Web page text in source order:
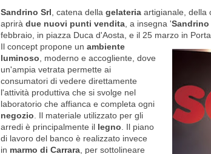
Sandrino Srl, catena della gelateria artigianale, della
aprirà due nuovi punti vendita, a insegna '
febbraio, in piazza Duca d'Aosta, e il 25 marzo in
Il concept propone un ambiente
luminoso, moderno e accogliente, dove
un'ampia vetrata permette ai
consumatori di vedere direttamente
l'attività produttiva che si svolge nel
laboratorio che affianca e completa ogni
negozio. Il materiale utilizzato per gli
arredi è principalmente il legno. Il piano
di lavoro del banco è realizzato invece
in marmo di Carrara, per sottolineare